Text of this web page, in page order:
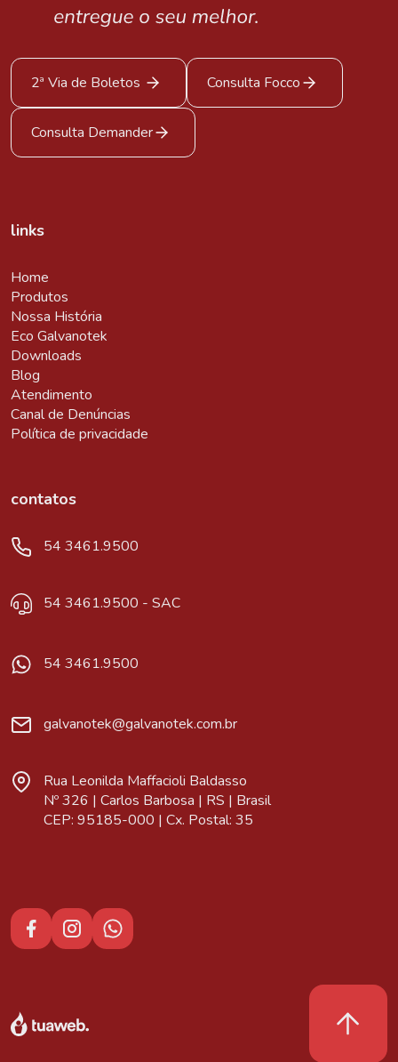
2ª Via de Boletos Consulta Focco
Consulta Demander
contatos
54 3461.9500
54 3461.9500 - SAC
54 3461.9500
galvanotek@galvanotek.com.br
Rua Leonilda Maffacioli Baldasso
Nº 326 | Carlos Barbosa | RS | Brasil
CEP: 95185-000 | Cx. Postal: 35
links
Home
Produtos
Nossa História
Eco Galvanotek
Downloads
Blog
Atendimento
Canal de Denúncias
Política de privacidade